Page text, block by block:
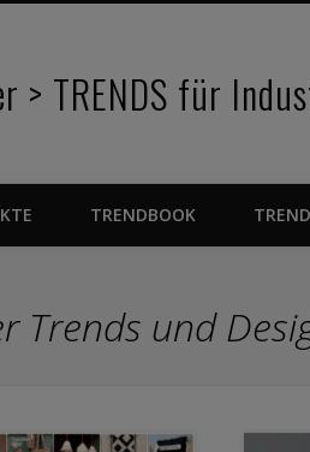
> TRENDS für
TRENDBOOK
Trends und